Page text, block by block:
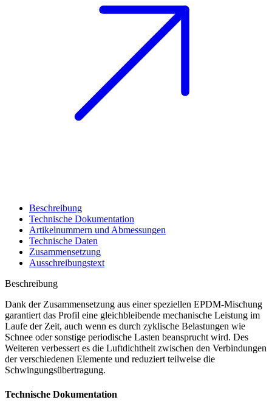
Beschreibung
Technische Dokumentation
Artikelnummern und Abmessungen
Technische Daten
Zusammensetzung
Ausschreibungstext
Beschreibung
Dank der Zusammensetzung aus einer speziellen EPDM-Mischung
garantiert das Profil eine gleichbleibende mechanische Leistung im
Laufe der Zeit, auch wenn es durch zyklische Belastungen wie
Schnee oder sonstige periodische Lasten beansprucht wird. Des
Weiteren verbessert es die Luftdichtheit zwischen den Verbindungen
der verschiedenen Elemente und reduziert teilweise die
Schwingungsübertragung.
Technische Dokumentation